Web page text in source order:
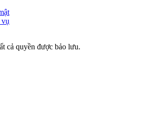
cả quyền được bảo lưu.